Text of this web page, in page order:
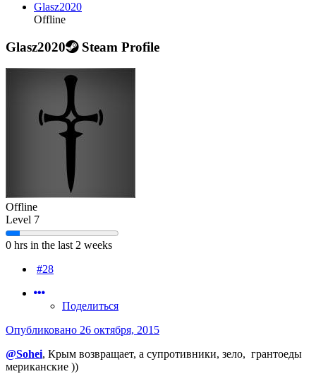
Glasz2020
Offline
Glasz2020 Steam Profile
Offline
Level 7
0 hrs in the last 2 weeks
#28
Поделиться
Опубликовано 26 октября, 2015
@Sohei, Крым возвращает, а супротивники, зело, грантоеды
мериканские ))